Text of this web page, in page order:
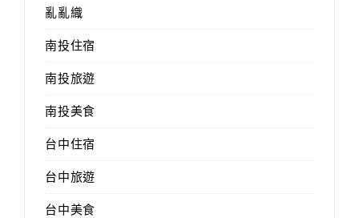
亂亂織
南投住宿
南投旅遊
南投美食
台中住宿
台中旅遊
台中美食